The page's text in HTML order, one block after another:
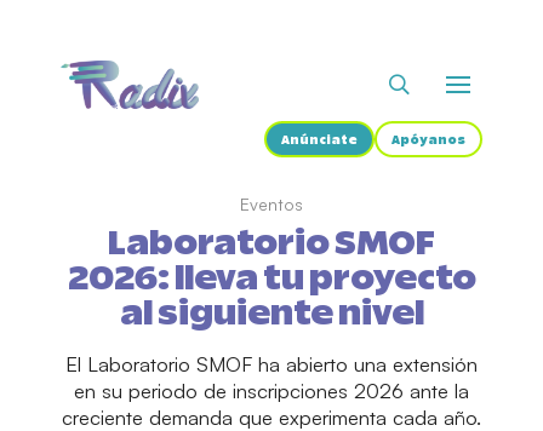
Anúnciate Apóyanos
Eventos
Laboratorio SMOF
2026: lleva tu proyecto
al siguiente nivel
El Laboratorio SMOF ha abierto una extensión
en su periodo de inscripciones 2026 ante la
creciente demanda que experimenta cada año.